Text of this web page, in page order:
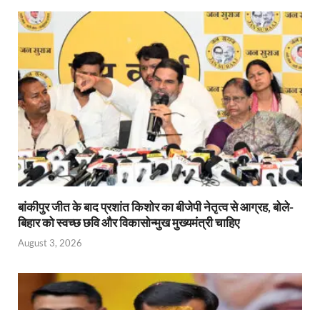
बांकीपुर जीत के बाद प्रशांत किशोर का बीजेपी नेतृत्व से आग्रह, बोले-
बिहार को स्वच्छ छवि और विकासोन्मुख मुख्यमंत्री चाहिए
August 3, 2026